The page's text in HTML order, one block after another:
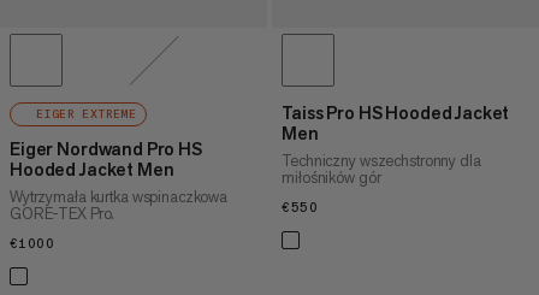
EIGER EXTREME
Eiger Nordwand Pro HS
Hooded Jacket Men
Wytrzymała kurtka wspinaczkowa
GORE-TEX Pro.
€1000
Taiss Pro HS Hooded Jacket
Men
Techniczny wszechstronny dla
miłośników gór
€550